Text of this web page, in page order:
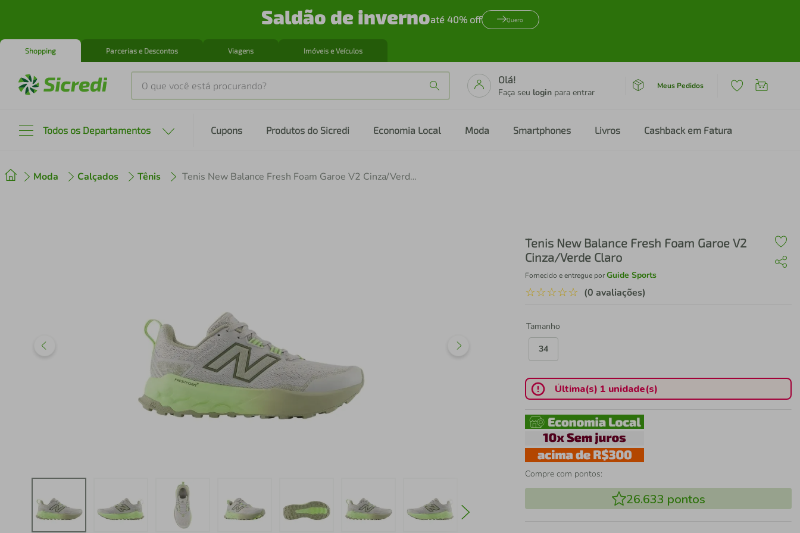
Saldão de invernoaté 40% off Quero
Shopping Parcerias e Descontos Viagens Imóveis e Veículos
O que você está procurando?
Olá!
Faça seu login para entrar
Meus Pedidos
Todos os Departamentos Cupons Produtos do Sicredi Economia Local Moda Smartphones Livros Cashback em Fatura
Moda Calçados Tênis Tenis New Balance Fresh Foam Garoe V2 Cinza/Verde Claro
Tenis New Balance Fresh Foam Garoe V2
Cinza/Verde Claro
Fornecido e entregue porGuide Sports
☆☆☆☆☆ (0 avaliações)
Tamanho
34
Última(s) 1 unidade(s)
Compre com pontos:
26.633 pontos
2 cafeteira